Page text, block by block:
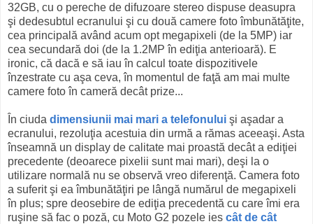
32GB, cu o pereche de difuzoare stereo dispuse deasupra
şi dedesubtul ecranului şi cu două camere foto îmbunătăţite,
cea principală având acum opt megapixeli (de la 5MP) iar
cea secundară doi (de la 1.2MP în ediţia anterioară). E
ironic, că dacă e să iau în calcul toate dispozitivele
înzestrate cu aşa ceva, în momentul de faţă am mai multe
camere foto în cameră decât prize...
În ciuda dimensiunii mai mari a telefonului şi aşadar a
ecranului, rezoluţia acestuia din urmă a rămas aceeaşi. Asta
înseamnă un display de calitate mai proastă decât a ediţiei
precedente (deoarece pixelii sunt mai mari), deşi la o
utilizare normală nu se observă vreo diferenţă. Camera foto
a suferit şi ea îmbunătăţiri pe lângă numărul de megapixeli
în plus; spre deosebire de ediţia precedentă cu care îmi era
ruşine să fac o poză, cu Moto G2 pozele ies cât de cât